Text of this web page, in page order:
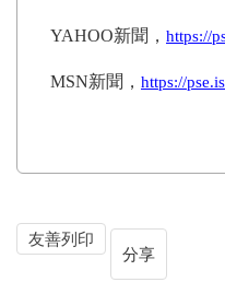
YAHOO新聞， https://
MSN新聞， https://
友善列印
分享